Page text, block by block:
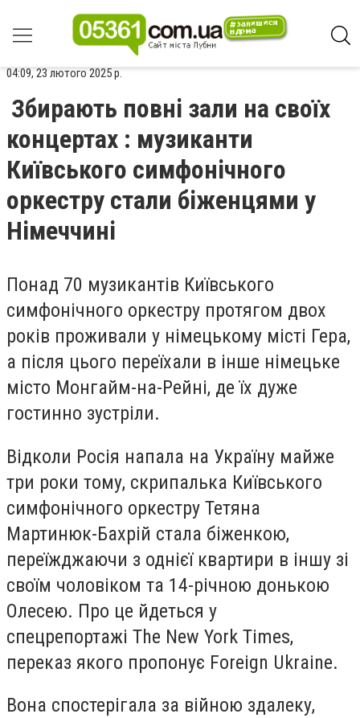
04:09, 23 лютого 2025 р.
Збирають повні зали на своїх
концертах : музиканти
Київського симфонічного
оркестру стали біженцями у
Німеччині
Понад 70 музикантів Київського
симфонічного оркестру протягом двох
років проживали у німецькому місті Гера,
а після цього переїхали в інше німецьке
місто Монгайм-на-Рейні, де їх дуже
гостинно зустріли.
Відколи Росія напала на Україну майже
три роки тому, скрипалька Київського
симфонічного оркестру Тетяна
Мартинюк-Бахрій стала біженкою,
переїжджаючи з однієї квартири в іншу зі
своїм чоловіком та 14-річною донькою
Олесею. Про це йдеться у
спецрепортажі The New York Times,
переказ якого пропонує Foreign Ukraine.
Вона спостерігала за війною здалеку,